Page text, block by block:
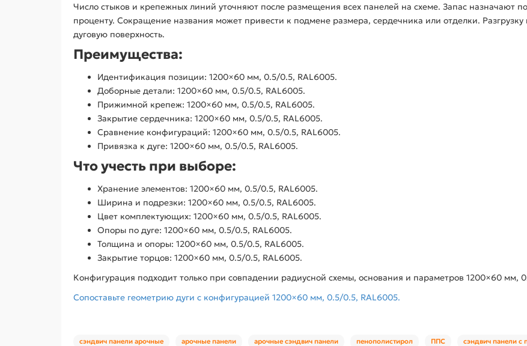
Число стыков и крепежных линий уточняют после размещения всех панелей на схеме. Запас назначают
проценту. Сокращение названия может привести к подмене размера, сердечника или отделки.
дуговую поверхность.
Преимущества:
Идентификация позиции: 1200×60 мм, 0.5/0.5, RAL6005.
Доборные детали: 1200×60 мм, 0.5/0.5, RAL6005.
Прижимной крепеж: 1200×60 мм, 0.5/0.5, RAL6005.
Закрытие сердечника: 1200×60 мм, 0.5/0.5, RAL6005.
Сравнение конфигураций: 1200×60 мм, 0.5/0.5, RAL6005.
Привязка к дуге: 1200×60 мм, 0.5/0.5, RAL6005.
Что учесть при выборе:
Хранение элементов: 1200×60 мм, 0.5/0.5, RAL6005.
Ширина и подрезки: 1200×60 мм, 0.5/0.5, RAL6005.
Цвет комплектующих: 1200×60 мм, 0.5/0.5, RAL6005.
Опоры по дуге: 1200×60 мм, 0.5/0.5, RAL6005.
Толщина и опоры: 1200×60 мм, 0.5/0.5, RAL6005.
Закрытие торцов: 1200×60 мм, 0.5/0.5, RAL6005.
Конфигурация подходит только при совпадении радиусной схемы, основания и параметров 1200×60 мм,
Сопоставьте геометрию дуги с конфигурацией 1200×60 мм, 0.5/0.5, RAL6005.
сэндвич панели арочные арочные панели арочные сэндвич панели пенополистирол ППС сэндвич панели с